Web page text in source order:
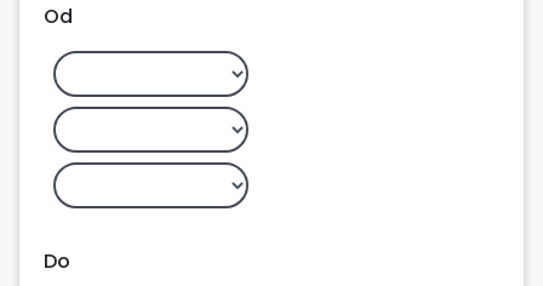
Od
Do